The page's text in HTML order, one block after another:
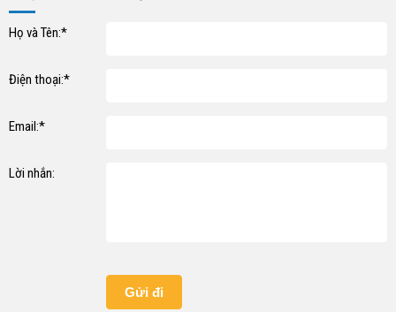
Họ và Tên:*
Điện thoại:*
Email:*
Lời nhắn: